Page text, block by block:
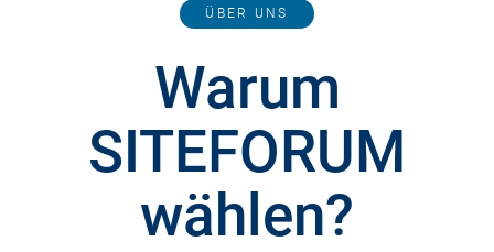
ÜBER UNS
Warum
SITEFORUM
wählen?